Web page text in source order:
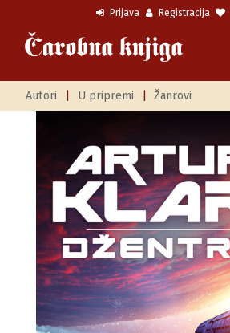
Prijava Registracija
Autori U pripremi Žanrovi